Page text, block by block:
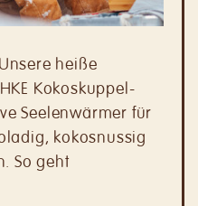
heiße
Kokoskuppel-
Seelenwärmer für
kokosnussig
So geht